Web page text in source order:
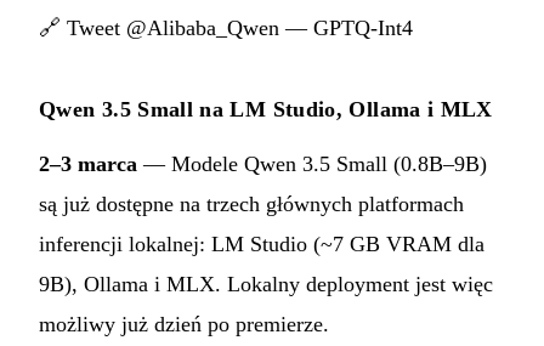
🔗 Tweet @Alibaba_Qwen — GPTQ-Int4
Qwen 3.5 Small na LM Studio, Ollama i MLX
2–3 marca — Modele Qwen 3.5 Small (0.8B–9B)
są już dostępne na trzech głównych platformach
inferencji lokalnej: LM Studio (~7 GB VRAM dla
9B), Ollama i MLX. Lokalny deployment jest więc
możliwy już dzień po premierze.